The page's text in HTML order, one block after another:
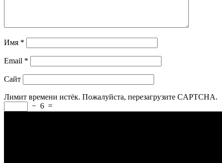
Имя *
Email *
Сайт
Лимит времени истёк. Пожалуйста, перезагрузите CAPTCHA.
− 6 =